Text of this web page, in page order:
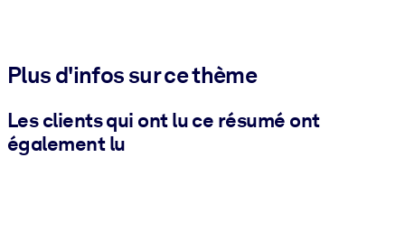
Plus d'infos sur ce thème
Les clients qui ont lu ce résumé ont
également lu